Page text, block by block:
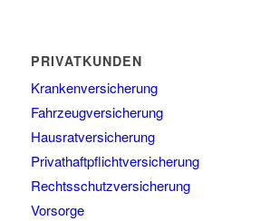
PRIVATKUNDEN
Krankenversicherung
Fahrzeugversicherung
Hausratversicherung
Privathaftpflichtversicherung
Rechtsschutzversicherung
Vorsorge